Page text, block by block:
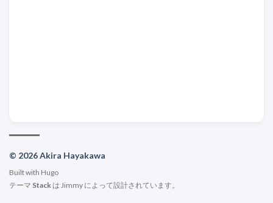
© 2026 Akira Hayakawa
Built with Hugo
テーマ Stack は Jimmy によって設計されています。